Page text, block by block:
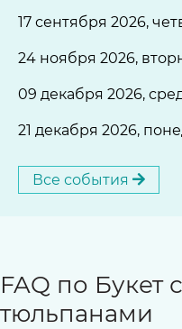
17 сентября 2026,
24 ноября 2026,
09 декабря 2026,
21 декабря 2026,
Все события
FAQ по
тюльпанами